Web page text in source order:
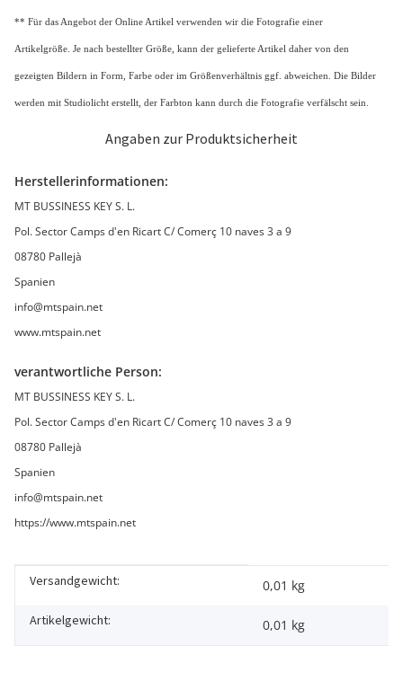
** Für das Angebot der Online Artikel verwenden wir die Fotografie einer
Artikelgröße. Je nach bestellter Größe, kann der gelieferte Artikel daher von den
gezeigten Bildern in Form, Farbe oder im Größenverhältnis ggf. abweichen. Die Bilder
werden mit Studiolicht erstellt, der Farbton kann durch die Fotografie verfälscht sein.
Angaben zur Produktsicherheit
Herstellerinformationen:
MT BUSSINESS KEY S. L.
Pol. Sector Camps d'en Ricart C/ Comerç 10 naves 3 a 9
08780 Pallejà
Spanien
info@mtspain.net
www.mtspain.net
verantwortliche Person:
MT BUSSINESS KEY S. L.
Pol. Sector Camps d'en Ricart C/ Comerç 10 naves 3 a 9
08780 Pallejà
Spanien
info@mtspain.net
https://www.mtspain.net
Produkteigenschaft
Wert
Versandgewicht: 0,01 kg
Artikelgewicht: 0,01 kg